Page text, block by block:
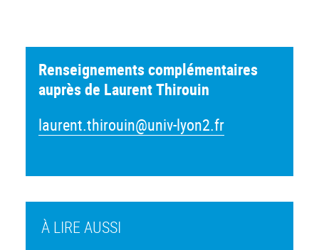
À LIRE AUSSI
Renseignements complémentaires
auprès de Laurent Thirouin
laurent.thirouin@univ-lyon2.fr